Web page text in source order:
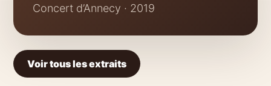
Concert d’Annecy · 2019
Voir tous les extraits